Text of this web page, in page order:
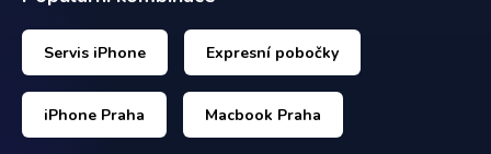
Servis iPhone Expresní pobočky
iPhone Praha Macbook Praha